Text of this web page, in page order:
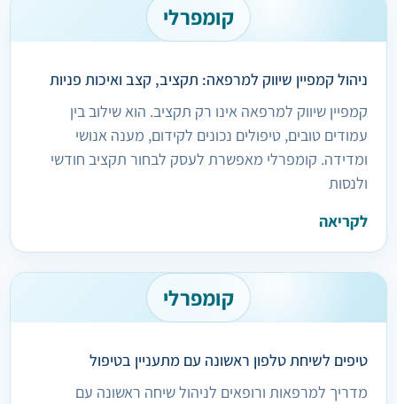
קומפרלי
ניהול קמפיין שיווק למרפאה: תקציב, קצב ואיכות פניות
קמפיין שיווק למרפאה אינו רק תקציב. הוא שילוב בין
עמודים טובים, טיפולים נכונים לקידום, מענה אנושי
ומדידה. קומפרלי מאפשרת לעסק לבחור תקציב חודשי
ולנסות
לקריאה
קומפרלי
טיפים לשיחת טלפון ראשונה עם מתעניין בטיפול
מדריך למרפאות ורופאים לניהול שיחה ראשונה עם